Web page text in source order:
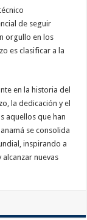
de seguir
orgullo en los
es clasificar a la
en la historia del
la dedicación y el
aquellos que han
se consolida
inspirando a
nuevas